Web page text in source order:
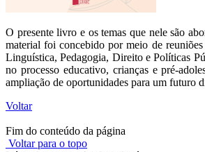
O presente livro e os temas que nele são
material foi concebido por meio de
Linguística, Pedagogia, Direito e Políticas
no processo educativo, crianças e pré-
ampliação de oportunidades para um futuro
Voltar
Fim do conteúdo da página
Voltar para o topo